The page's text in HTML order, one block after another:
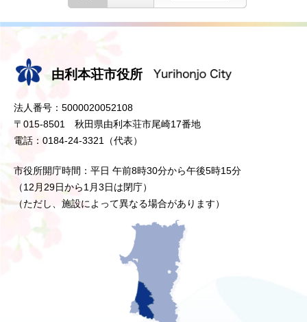
由利本荘市役所
法人番号：5000020052108
〒015-8501 秋田県由利本荘市尾崎17番地
電話：0184-24-3321（代表）
市役所開庁時間：平日 午前8時30分から午後5時15分
（12月29日から1月3日は閉庁）
（ただし、施設によって異なる場合があります）